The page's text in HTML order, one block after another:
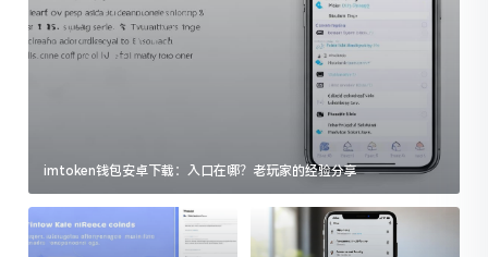
imtoken钱包安卓下载：入口在哪？老玩家的经验分享